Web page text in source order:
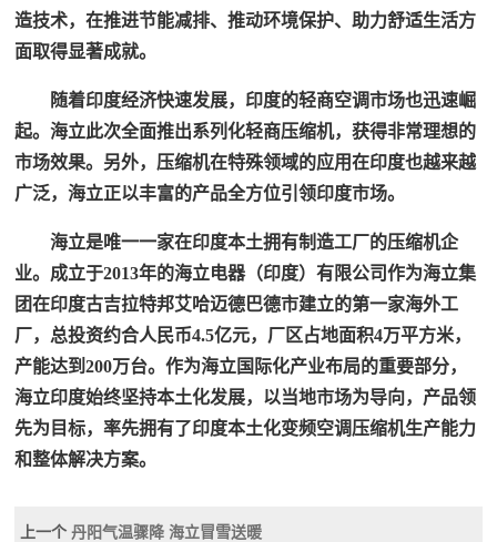
造技术，在推进节能减排、推动环境保护、助力舒适生活方
面取得显著成就。
随着印度经济快速发展，印度的轻商空调市场也迅速崛
起。海立此次全面推出系列化轻商压缩机，获得非常理想的
市场效果。另外，压缩机在特殊领域的应用在印度也越来越
广泛，海立正以丰富的产品全方位引领印度市场。
海立是唯一一家在印度本土拥有制造工厂的压缩机企
业。成立于2013年的海立电器（印度）有限公司作为海立集
团在印度古吉拉特邦艾哈迈德巴德市建立的第一家海外工
厂，总投资约合人民币4.5亿元，厂区占地面积4万平方米，
产能达到200万台。作为海立国际化产业布局的重要部分，
海立印度始终坚持本土化发展，以当地市场为导向，产品领
先为目标，率先拥有了印度本土化变频空调压缩机生产能力
和整体解决方案。
上一个 丹阳气温骤降 海立冒雪送暖